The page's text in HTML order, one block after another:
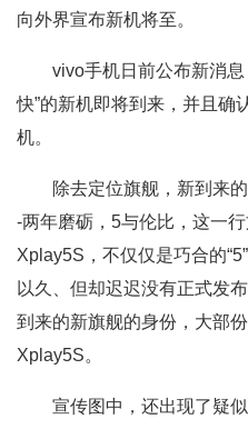
向外界宣布新机将至。
vivo手机日前公布新消息
快”的新机即将到来，并且确
机。
除去定位旗舰，新到来
-两年磨砺，5与伦比，这一
Xplay5S，不仅仅是巧合的
以久、但却迟迟没有正式发
到来的新旗舰的身份，大部
Xplay5S。
宣传图中，还出现了疑